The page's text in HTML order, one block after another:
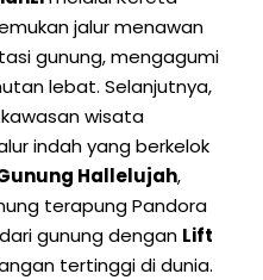
jalur menawan
gunung, mengagumi
lebat. Selanjutnya,
wisata
indah yang berkelok
Hallelujah,
terapung Pandora
gunung dengan Lift
tertinggi di dunia.